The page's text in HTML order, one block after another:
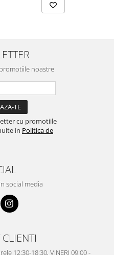
noastre
cu promotiile
in Politica de
social media
12:30-18:30, VINERI 09:00 -